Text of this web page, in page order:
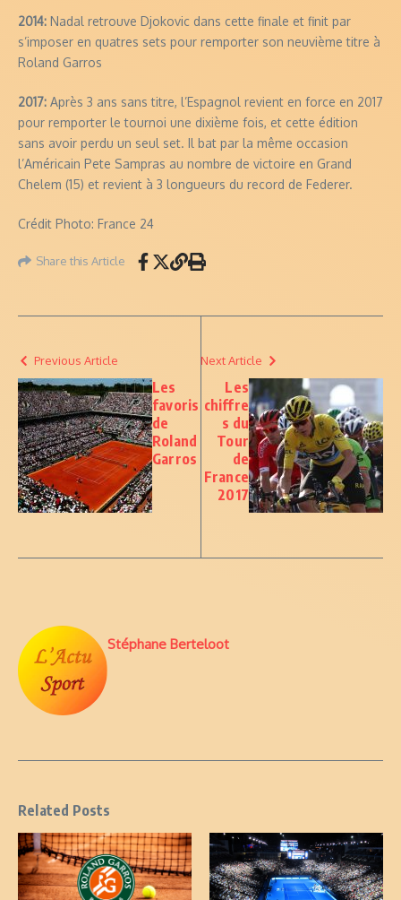
2014: Nadal retrouve Djokovic dans cette finale et finit par
s’imposer en quatres sets pour remporter son neuvième titre à
Roland Garros
2017: Après 3 ans sans titre, l’Espagnol revient en force en 2017
pour remporter le tournoi une dixième fois, et cette édition
sans avoir perdu un seul set. Il bat par la même occasion
l’Américain Pete Sampras au nombre de victoire en Grand
Chelem (15) et revient à 3 longueurs du record de Federer.
Crédit Photo: France 24
Share this Article
Previous Article
Les
favoris
de
Roland
Garros
Next Article
Les
chiffre
s du
Tour
de
France
2017
Stéphane Berteloot
Related Posts